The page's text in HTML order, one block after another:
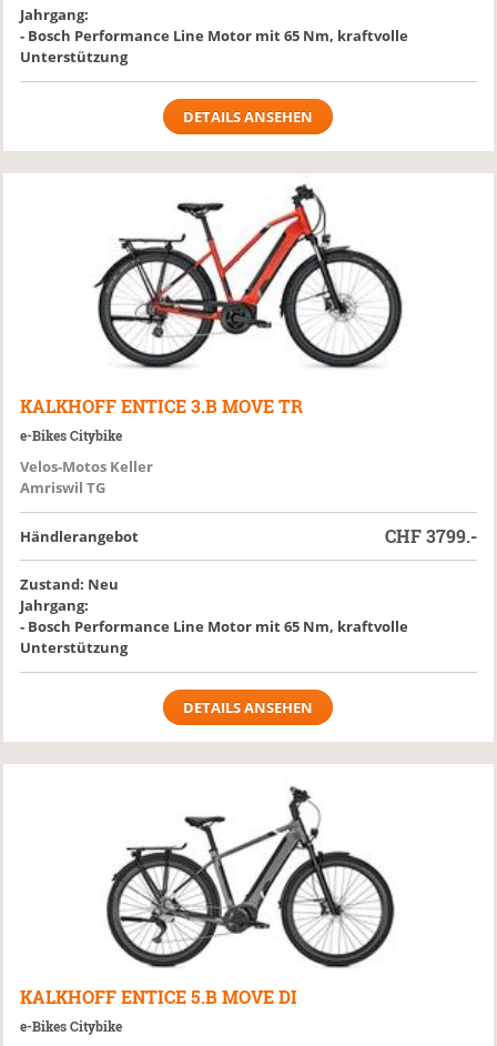
Jahrgang:
- Bosch Performance Line Motor mit 65 Nm, kraftvolle
Unterstützung
DETAILS ANSEHEN
KALKHOFF ENTICE 3.B MOVE TR
e-Bikes Citybike
Velos-Motos Keller
Amriswil TG
Händlerangebot CHF3799.-
Zustand: Neu
Jahrgang:
- Bosch Performance Line Motor mit 65 Nm, kraftvolle
Unterstützung
DETAILS ANSEHEN
KALKHOFF ENTICE 5.B MOVE DI
e-Bikes Citybike